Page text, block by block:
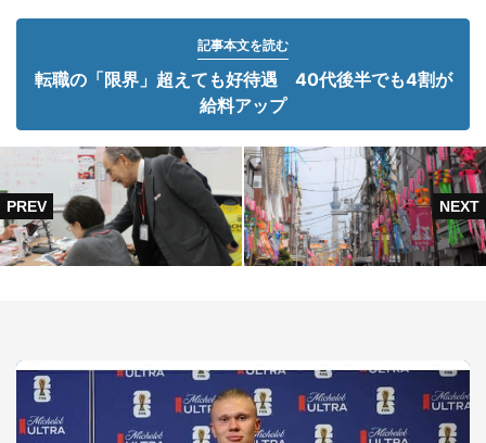
記事本文を読む
転職の「限界」超えても好待遇 40代後半でも4割が
給料アップ